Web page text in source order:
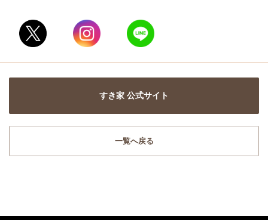
すき家 公式サイト
一覧へ戻る